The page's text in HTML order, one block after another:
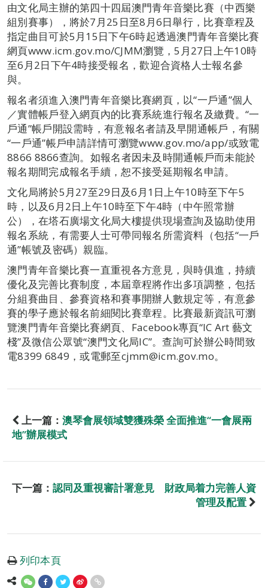
由文化局主辦的第四十四屆澳門青年音樂比賽（中西樂
組別賽事），將於7月25日至8月6日舉行，比賽章程及
指定曲目可於5月15日下午6時起透過澳門青年音樂比賽
網頁www.icm.gov.mo/CJMM瀏覽，5月27日上午10時
至6月2日下午4時接受報名，歡迎合資格人士報名參
與。
報名者須進入澳門青年音樂比賽網頁，以“一戶通”個人
／實體帳戶登入網頁內的比賽系統進行報名及繳費。“一
戶通”帳戶開設需時，有意報名者請及早開通帳戶，有關
“一戶通”帳戶申請詳情可瀏覽www.gov.mo/app/或致電
8866 8866查詢。如報名者因未及時開通帳戶而未能於
報名期間完成報名手續，恕不接受延期報名申請。
文化局將於5月27至29日及6月1日上午10時至下午5
時，以及6月2日上午10時至下午4時（中午照常辦
公），在塔石廣場文化局大樓提供現場查詢及協助使用
報名系統，有需要人士可帶同報名所需資料（包括“一戶
通”帳號及密碼）親臨。
澳門青年音樂比賽一直重視各方意見，與時俱進，持續
優化及完善比賽制度，本屆章程將作出多項調整，包括
分組賽曲目、參賽資格和賽事開辦人數規定等，有意參
賽的學子應於報名前細閱比賽章程。比賽最新資訊可瀏
覽澳門青年音樂比賽網頁、Facebook專頁“IC Art 藝文
棧”及微信公眾號“澳門文化局IC”。查詢可於辦公時間致
電8399 6849，或電郵至cjmm@icm.gov.mo。
上一篇： 澳琴會展領域雙獲殊榮 全面推進“一會展兩
地”辦展模式
下一篇： 認同及重視審計署意見 財政局着力完善人資
管理及配置
列印本頁